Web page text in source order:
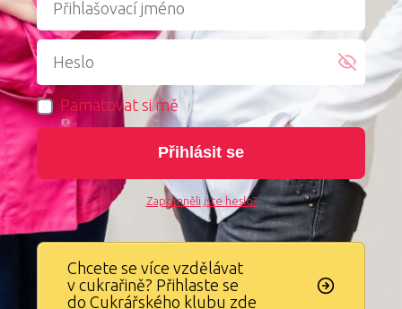
Pamatovat si mě
Přihlásit se
Zapomněli jste heslo?
Chcete se více vzdělávat
v cukrařině? Přihlaste se
do Cukrářského klubu zde